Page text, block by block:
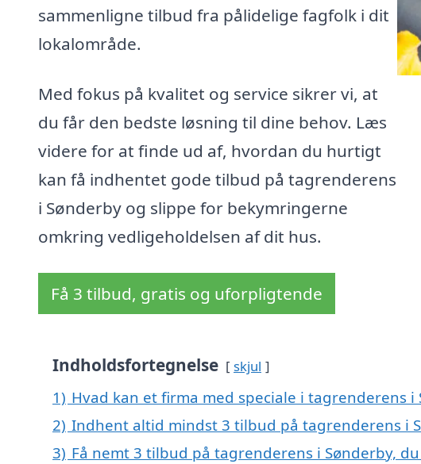
sammenligne tilbud fra pålidelige fagfolk i dit
lokalområde.
Med fokus på kvalitet og service sikrer vi, at
du får den bedste løsning til dine behov. Læs
videre for at finde ud af, hvordan du hurtigt
kan få indhentet gode tilbud på tagrenderens
i Sønderby og slippe for bekymringerne
omkring vedligeholdelsen af dit hus.
Få 3 tilbud, gratis og uforpligtende
Indholdsfortegnelse skjul
1) Hvad kan et firma med speciale i tagrenderens
2) Indhent altid mindst 3 tilbud på tagrenderens i
3) Få nemt 3 tilbud på tagrenderens i Sønderby,